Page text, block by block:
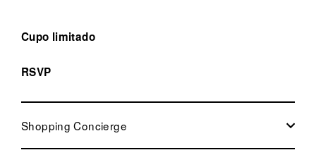
Cupo limitado
RSVP
Shopping Concierge